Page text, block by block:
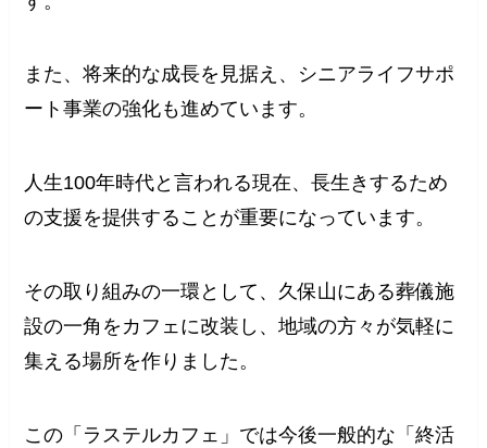
また、将来的な成長を見据え、シニアライフサポ
ート事業の強化も進めています。
人生100年時代と言われる現在、長生きするため
の支援を提供することが重要になっています。
その取り組みの一環として、久保山にある葬儀施
設の一角をカフェに改装し、地域の方々が気軽に
集える場所を作りました。
この「ラステルカフェ」では今後一般的な「終活